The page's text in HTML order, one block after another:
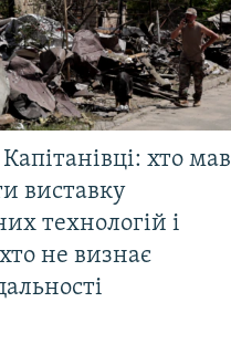
хто мав
виставку
технологій і
не визнає